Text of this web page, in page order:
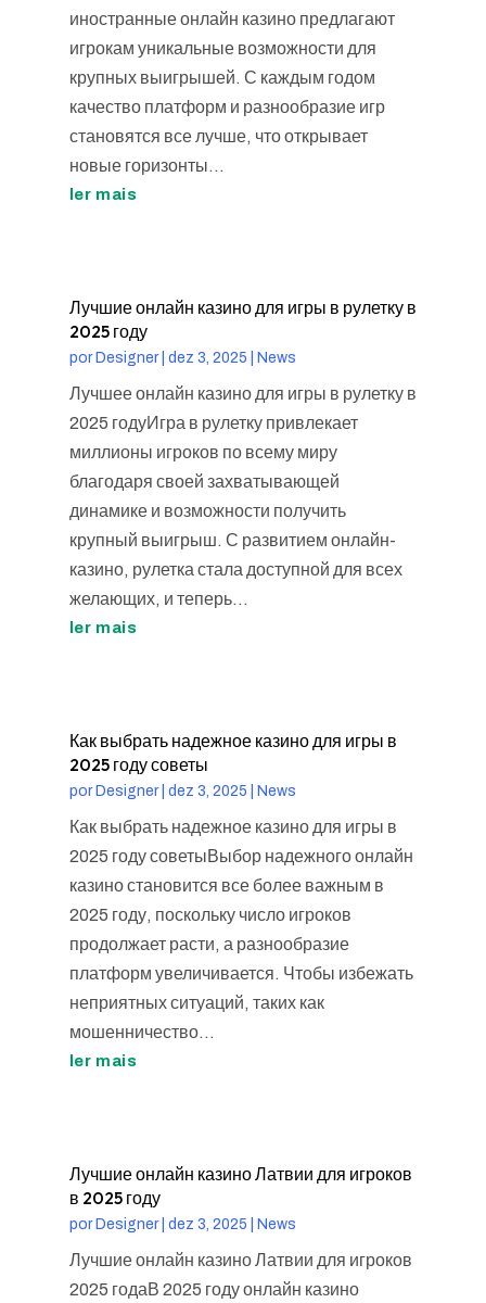
иностранные онлайн казино предлагают
игрокам уникальные возможности для
крупных выигрышей. С каждым годом
качество платформ и разнообразие игр
становятся все лучше, что открывает
новые горизонты...
ler mais
Лучшие онлайн казино для игры в рулетку в
2025 году
por Designer| dez 3, 2025 News
Лучшее онлайн казино для игры в рулетку в
2025 годуИгра в рулетку привлекает
миллионы игроков по всему миру
благодаря своей захватывающей
динамике и возможности получить
крупный выигрыш. С развитием онлайн-
казино, рулетка стала доступной для всех
желающих, и теперь...
ler mais
Как выбрать надежное казино для игры в
2025 году советы
por Designer| dez 3, 2025 News
Как выбрать надежное казино для игры в
2025 году советыВыбор надежного онлайн
казино становится все более важным в
2025 году, поскольку число игроков
продолжает расти, а разнообразие
платформ увеличивается. Чтобы избежать
неприятных ситуаций, таких как
мошенничество...
ler mais
Лучшие онлайн казино Латвии для игроков
в 2025 году
por Designer| dez 3, 2025 News
Лучшие онлайн казино Латвии для игроков
2025 годаВ 2025 году онлайн казино